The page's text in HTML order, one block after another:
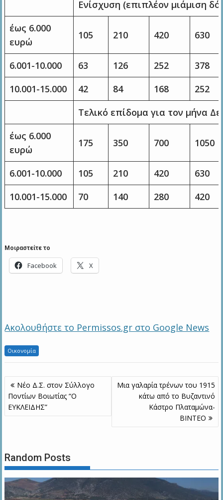
Ενίσχυση (επιπλέον μιάμιση
έως 6.000
ευρώ
105 210 420 630
6.001-10.000 63 126 252
378
10.001-15.000
42 84 168
252
Τελικό επίδομα για τον μήνα
έως 6.000
ευρώ
175 350 700 1050
6.001-10.000 105 210 420
630
10.001-15.000
70 140 280 420
Μοιραστείτε το
Facebook X
Ακολουθήστε το Permissos.gr στο Google News
Οικονομία
Πλοήγηση
άρθρων
Νέο Δ.Σ. στον Σύλλογο
Ποντίων Βοιωτίας “Ο
ΕΥΚΛΕΙΔΗΣ”
Μια γαλαρία τρένων του 1915
κάτω από το Βυζαντινό
Κάστρο Πλαταμώνα-
BINTEO
Random Posts